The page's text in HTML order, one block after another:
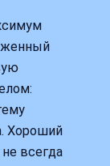
Хороший
всегда